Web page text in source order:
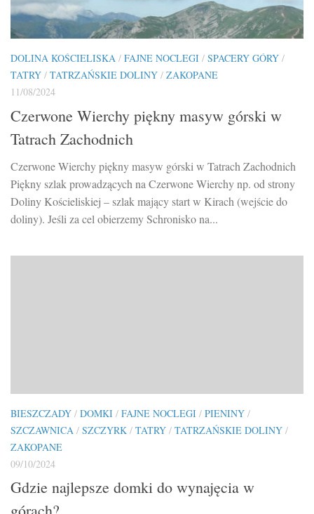
DOLINA KOŚCIELISKA / FAJNE NOCLEGI / SPACERY GÓRY /
TATRY / TATRZAŃSKIE DOLINY / ZAKOPANE
11/08/2024
Czerwone Wierchy piękny masyw górski w
Tatrach Zachodnich
Czerwone Wierchy piękny masyw górski w Tatrach Zachodnich
Piękny szlak prowadzących na Czerwone Wierchy np. od strony
Doliny Kościeliskiej – szlak mający start w Kirach (wejście do
doliny). Jeśli za cel obierzemy Schronisko na...
BIESZCZADY / DOMKI / FAJNE NOCLEGI / PIENINY /
SZCZAWNICA / SZCZYRK / TATRY / TATRZAŃSKIE DOLINY /
ZAKOPANE
09/10/2024
Gdzie najlepsze domki do wynajęcia w